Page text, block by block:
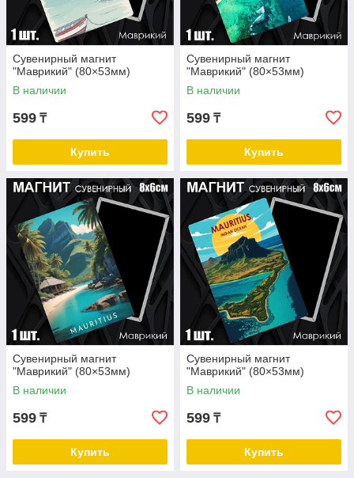
Сувенирный магнит
"Маврикий" (80×53мм)
В наличии
599 ₸
Купить
Сувенирный магнит
"Маврикий" (80×53мм)
В наличии
599 ₸
Купить
Сувенирный магнит
"Маврикий" (80×53мм)
В наличии
599 ₸
Купить
Сувенирный магнит
"Маврикий" (80×53мм)
В наличии
599 ₸
Купить